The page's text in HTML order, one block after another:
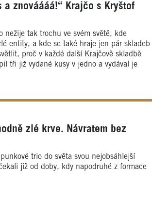
a znováááá!“ Krajčo s Kryštof
nežije tak trochu ve svém světě, kde
entity, a kde se také hraje jen pár skladeb
proč v každé další Krajčově skladbě
tři již vydané kusy v jedno a vydával je
zlé krve. Návratem bez
trio do světa svou nejobsáhlejší
již od doby, kdy napodruhé z formace